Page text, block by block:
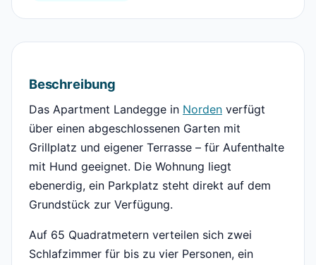
Beschreibung
Das Apartment Landegge in Norden verfügt
über einen abgeschlossenen Garten mit
Grillplatz und eigener Terrasse – für Aufenthalte
mit Hund geeignet. Die Wohnung liegt
ebenerdig, ein Parkplatz steht direkt auf dem
Grundstück zur Verfügung.
Auf 65 Quadratmetern verteilen sich zwei
Schlafzimmer für bis zu vier Personen, ein